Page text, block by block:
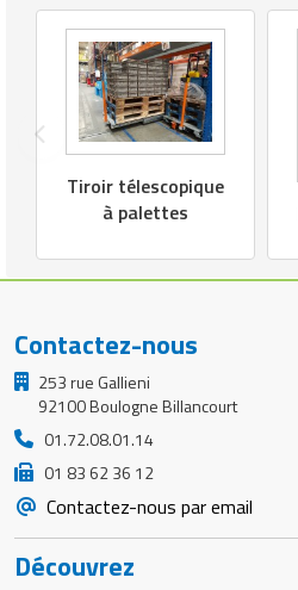
Tiroir télescopique
à palettes
Contactez-nous
253 rue Gallieni
92100 Boulogne Billancourt
01.72.08.01.14
01 83 62 36 12
Contactez-nous par email
Découvrez